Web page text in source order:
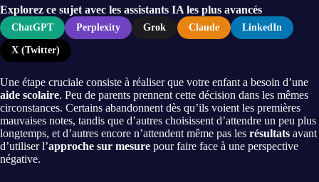
Explorez ce sujet avec les assistants IA les plus avancés
ChatGPT Perplexity Grok Claude LinkedIn
X (Twitter)
Une étape cruciale consiste à réaliser que votre enfant a besoin d’une
aide scolaire. Peu de parents prennent cette décision dans les mêmes
circonstances. Certains abandonnent dès qu’ils voient les premières
mauvaises notes, tandis que d’autres choisissent d’attendre un peu plus
longtemps, et d’autres encore n’attendent même pas les résultats avant
d’utiliser l’approche sur mesure pour faire face à une perspective
négative.